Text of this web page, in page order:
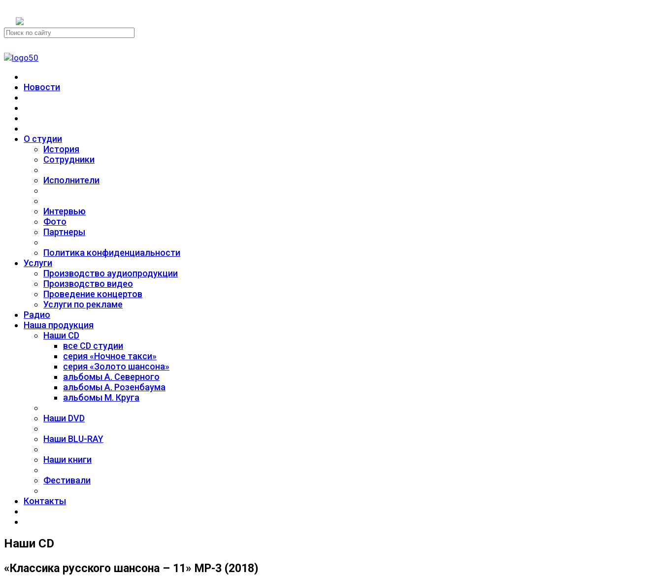
Новости
О студии
История
Сотрудники
Исполнители
Интервью
Фото
Партнеры
Политика конфиденциальности
Услуги
Производство аудиопродукции
Производство видео
Проведение концертов
Услуги по рекламе
Радио
Наша продукция
Наши CD
все CD студии
серия «Ночное такси»
серия «Золото шансона»
альбомы А. Северного
альбомы А. Розенбаума
альбомы М. Круга
Наши DVD
Наши BLU-RAY
Наши книги
Фестивали
Контакты
Наши CD
«Классика русского шансона – 11» MP-3 (2018)